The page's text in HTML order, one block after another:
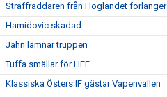
Straffräddaren från Höglandet förlänger
Hamidovic skadad
Jahn lämnar truppen
Tuffa smällar för HFF
Klassiska Östers IF gästar Vapenvallen